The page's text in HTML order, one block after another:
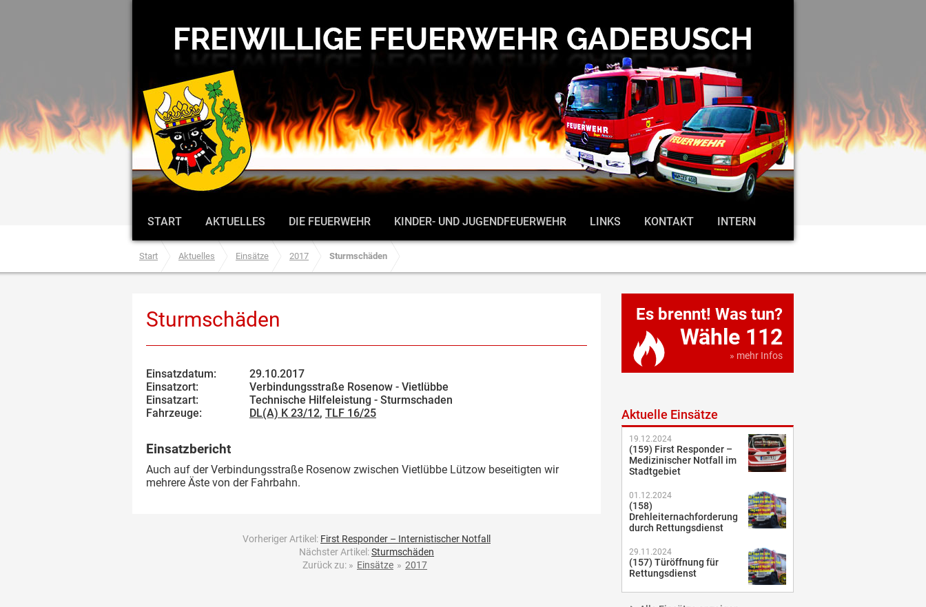
START AKTUELLES DIE FEUERWEHR KINDER- UND JUGENDFEUERWEHR LINKS KONTAKT INTERN
Start Aktuelles Einsätze 2017 Sturmschäden
Sturmschäden
Einsatzdatum:
29.10.2017
Einsatzort:
Verbindungsstraße Rosenow - Vietlübbe
Einsatzart:
Technische Hilfeleistung - Sturmschaden
Fahrzeuge:
DL(A) K 23/12, TLF 16/25
Einsatzbericht
Auch auf der Verbindungsstraße Rosenow zwischen Vietlübbe Lützow beseitigten wir
mehrere Äste von der Fahrbahn.
Vorheriger Artikel: First Responder – Internistischer Notfall
Nächster Artikel:Sturmschäden
Zurück zu: » Einsätze » 2017
Es brennt! Was tun?
Wähle 112
» mehr Infos
Aktuelle Einsätze
19.12.2024
(159) First Responder –
Medizinischer Notfall im
Stadtgebiet
01.12.2024
(158)
Drehleiternachforderung
durch Rettungsdienst
29.11.2024
(157) Türöffnung für
Rettungsdienst